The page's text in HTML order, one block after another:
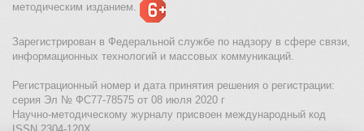
методическим изданием.
Зарегистрирован в Федеральной службе по надзору в сфере связи,
информационных технологий и массовых коммуникаций.
Регистрационный номер и дата принятия решения о регистрации:
серия Эл № ФС77-78575 от 08 июля 2020 г
Научно-методическому журналу присвоен международный код